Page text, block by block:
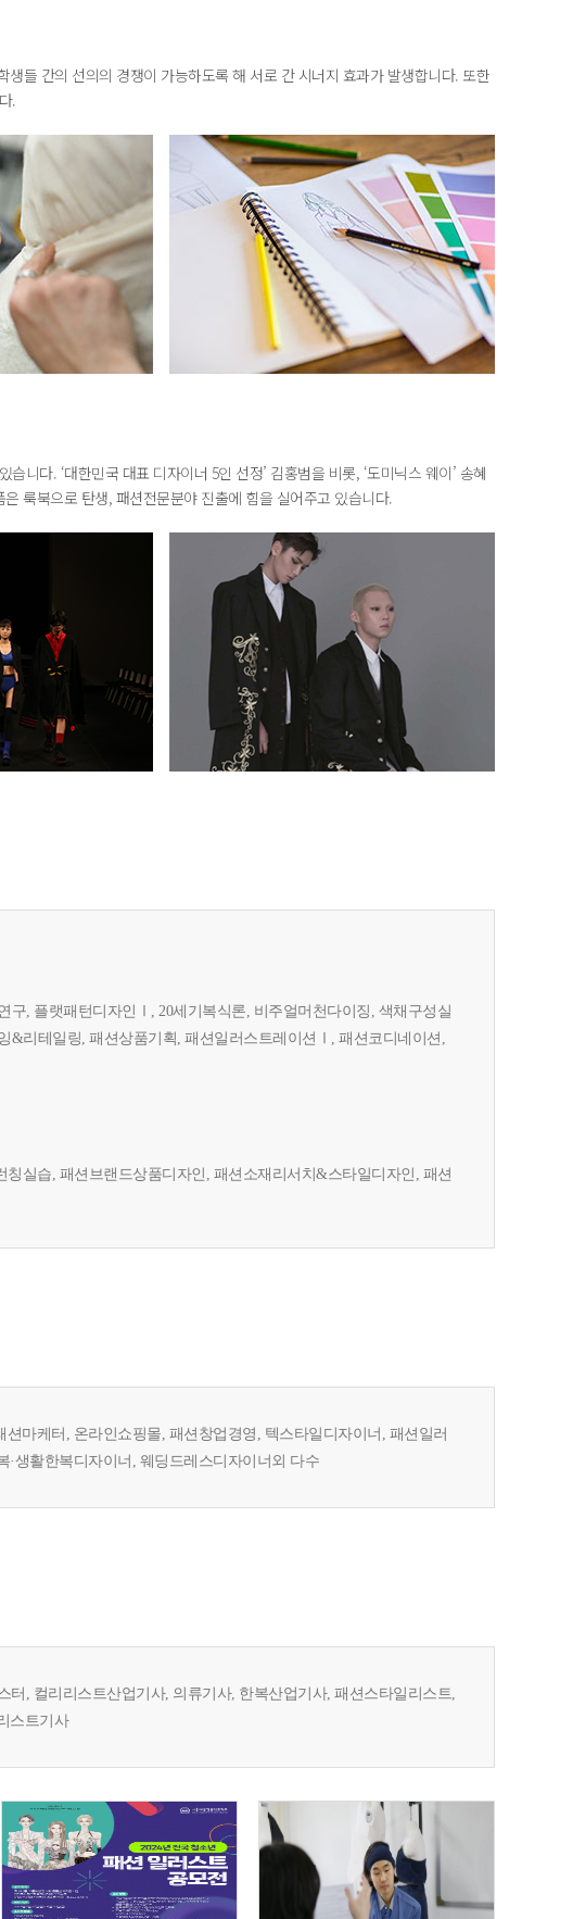
들 간의 선의의 경쟁이 가능하도록 해 서로 간 시너지 효과가 발생합니다. 또한
.
니다. ‘대한민국 대표 디자이너 5인 선정’ 김홍범을 비롯, ‘도미닉스 웨이’ 송혜
룩북으로 탄생, 패션전문분야 진출에 힘을 실어주고 있습니다.
, 플랫패턴디자인Ⅰ, 20세기복식론, 비주얼머천다이징, 색채구성실
리테일링, 패션상품기획, 패션일러스트레이션Ⅰ, 패션코디네이션,
실습, 패션브랜드상품디자인, 패션소재리서치&스타일디자인, 패션
마케터, 온라인쇼핑몰, 패션창업경영, 텍스타일디자이너, 패션일러
·생활한복디자이너, 웨딩드레스디자이너외 다수
, 컬리리스트산업기사, 의류기사, 한복산업기사, 패션스타일리스트,
스트기사